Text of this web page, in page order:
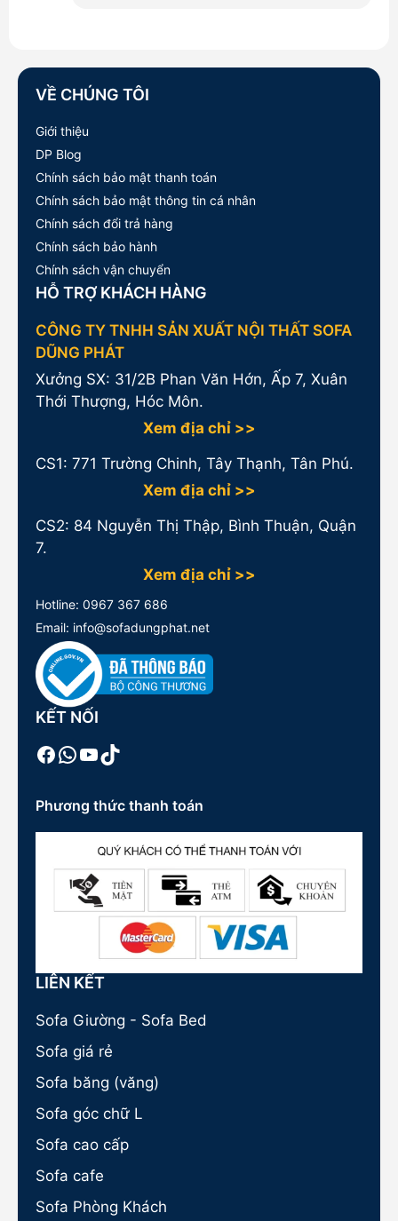
VỀ CHÚNG TÔI
Giới thiệu
DP Blog
Chính sách bảo mật thanh toán
Chính sách bảo mật thông tin cá nhân
Chính sách đổi trả hàng
Chính sách bảo hành
Chính sách vận chuyển
HỖ TRỢ KHÁCH HÀNG
CÔNG TY TNHH SẢN XUẤT NỘI THẤT SOFA
DŨNG PHÁT
Xưởng SX: 31/2B Phan Văn Hớn, Ấp 7, Xuân
Thới Thượng, Hóc Môn.
Xem địa chỉ >>
CS1: 771 Trường Chinh, Tây Thạnh, Tân Phú.
Xem địa chỉ >>
CS2: 84 Nguyễn Thị Thập, Bình Thuận, Quận
7.
Xem địa chỉ >>
Hotline: 0967 367 686
Email: info@sofadungphat.net
KẾT NỐI
Facebook
WhatsApp
Youtube
TikTok
Phương thức thanh toán
LIÊN KẾT
Sofa Giường - Sofa Bed
Sofa giá rẻ
Sofa băng (văng)
Sofa góc chữ L
Sofa cao cấp
Sofa cafe
Sofa Phòng Khách